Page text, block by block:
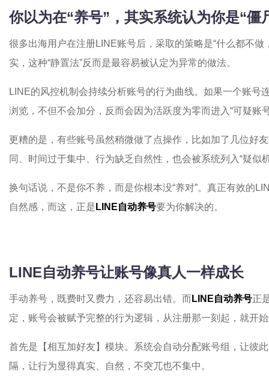
你以为在“养号”，其实系统认为你是“僵
很多出海用户在注册LINE账号后，采取的策略是“什么都不
实，这种“静置法”反而是最容易被认定为异常的做法。
LINE的风控机制会持续分析账号的行为曲线。如果一个账号
浏览，不但不会加分，反而会因为活跃度为零而进入“可疑账
更糟的是，有些账号虽然稍微做了点操作，比如加了几位好
同、时间过于集中、行为缺乏自然性，也会被系统列入“疑似
换句话说，不是你不养，而是你根本没“养对”。真正有效的
自然感，而这，正是 LINE自动养号要为你解决的。
LINE自动养号让账号像真人一样成长
手动养号，既费时又费力，还容易出错。而 LINE自动养号正
定，账号会被赋予完整的行为逻辑，从注册那一刻起，就开
首先是【相互加好友】模块。系统会自动分配账号组，让彼
隔，让行为显得真实、自然，不突兀也不集中。